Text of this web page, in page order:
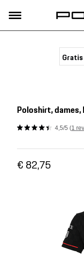
Nieuw
Acties
Klantenservice
Gratis
Poloshirt,
4,5/5 (1
€ 82,75